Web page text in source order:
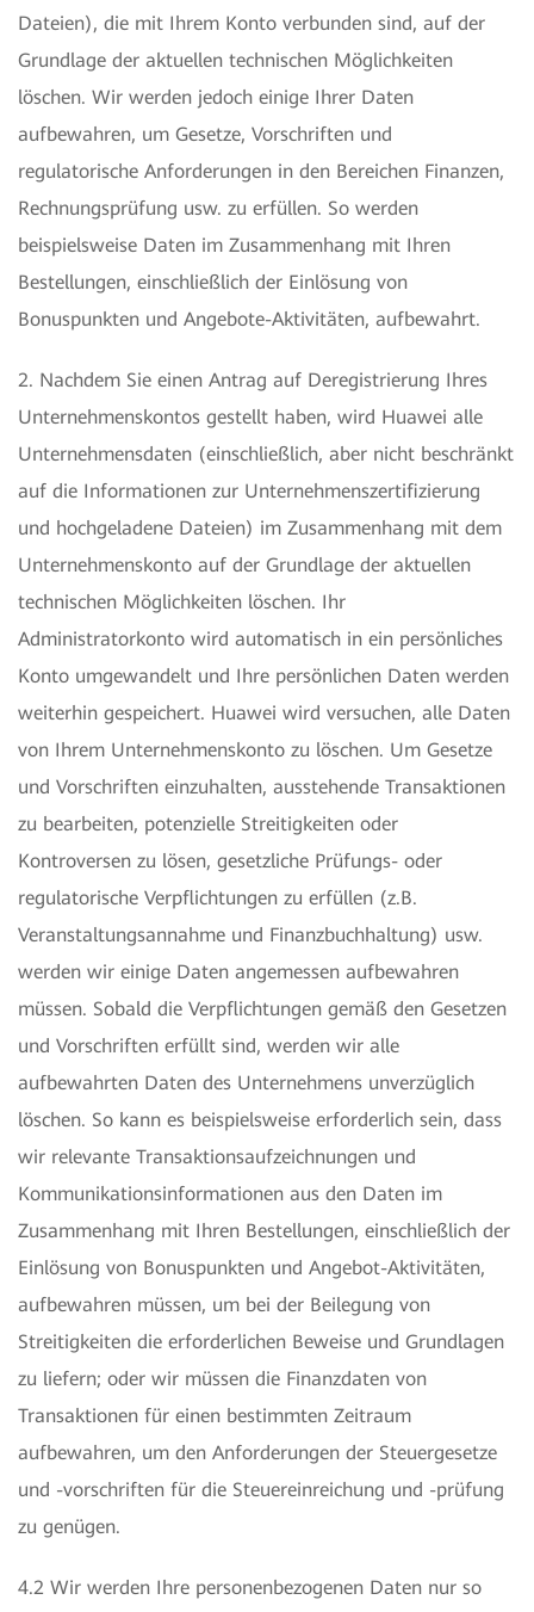
Dateien), die mit Ihrem Konto verbunden sind, auf der
Grundlage der aktuellen technischen Möglichkeiten
löschen. Wir werden jedoch einige Ihrer Daten
aufbewahren, um Gesetze, Vorschriften und
regulatorische Anforderungen in den Bereichen Finanzen,
Rechnungsprüfung usw. zu erfüllen. So werden
beispielsweise Daten im Zusammenhang mit Ihren
Bestellungen, einschließlich der Einlösung von
Bonuspunkten und Angebote-Aktivitäten, aufbewahrt.
2. Nachdem Sie einen Antrag auf Deregistrierung Ihres
Unternehmenskontos gestellt haben, wird Huawei alle
Unternehmensdaten (einschließlich, aber nicht beschränkt
auf die Informationen zur Unternehmenszertifizierung
und hochgeladene Dateien) im Zusammenhang mit dem
Unternehmenskonto auf der Grundlage der aktuellen
technischen Möglichkeiten löschen. Ihr
Administratorkonto wird automatisch in ein persönliches
Konto umgewandelt und Ihre persönlichen Daten werden
weiterhin gespeichert. Huawei wird versuchen, alle Daten
von Ihrem Unternehmenskonto zu löschen. Um Gesetze
und Vorschriften einzuhalten, ausstehende Transaktionen
zu bearbeiten, potenzielle Streitigkeiten oder
Kontroversen zu lösen, gesetzliche Prüfungs- oder
regulatorische Verpflichtungen zu erfüllen (z.B.
Veranstaltungsannahme und Finanzbuchhaltung) usw.
werden wir einige Daten angemessen aufbewahren
müssen. Sobald die Verpflichtungen gemäß den Gesetzen
und Vorschriften erfüllt sind, werden wir alle
aufbewahrten Daten des Unternehmens unverzüglich
löschen. So kann es beispielsweise erforderlich sein, dass
wir relevante Transaktionsaufzeichnungen und
Kommunikationsinformationen aus den Daten im
Zusammenhang mit Ihren Bestellungen, einschließlich der
Einlösung von Bonuspunkten und Angebot-Aktivitäten,
aufbewahren müssen, um bei der Beilegung von
Streitigkeiten die erforderlichen Beweise und Grundlagen
zu liefern; oder wir müssen die Finanzdaten von
Transaktionen für einen bestimmten Zeitraum
aufbewahren, um den Anforderungen der Steuergesetze
und -vorschriften für die Steuereinreichung und -prüfung
zu genügen.
4.2 Wir werden Ihre personenbezogenen Daten nur so